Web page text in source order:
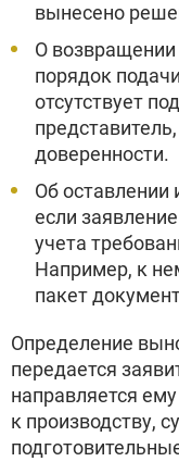
вынесено
О возвращении
порядок
отсутствует
доверенности.
Об оставлении
если
учета
Например, к
пакет
Определение
передается
направляется
к производству,